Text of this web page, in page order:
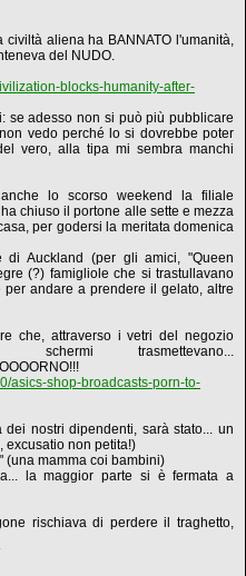
aliena ha BANNATO l'umanità,
del NUDO.
blocks-humanity-after-
se adesso non si può più pubblicare
vedo perché lo si dovrebbe poter
vero, alla tipa mi sembra manchi
lo scorso weekend la filiale
chiuso il portone alle sette e mezza
per godersi la meritata domenica
Auckland (per gli amici, "Queen
(?) famigliole che si trastullavano
andare a prendere il gelato, altre
che, attraverso i vetri del negozio
trasmettevano...
asics-shop-broadcasts-porn-to-
nostri dipendenti, sarà stato... un
excusatio non petita!)
(una mamma coi bambini)
la maggior parte si è fermata a
rischiava di perdere il traghetto,